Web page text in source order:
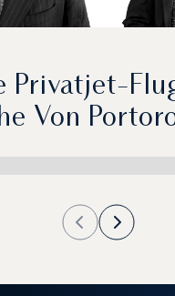
Privatjet-
Von